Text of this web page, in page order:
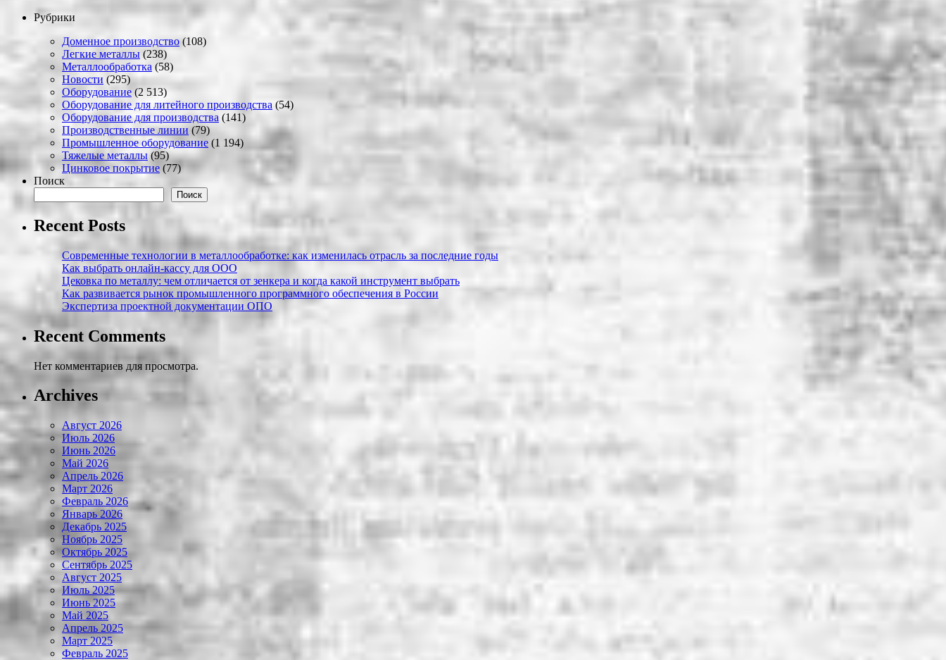
Рубрики
Доменное производство(108)
Легкие металлы (238)
Металлообработка (58)
Новости (295)
Оборудование (2 513)
Оборудование для литейного производства (54)
Оборудование для производства (141)
Производственные линии (79)
Промышленное оборудование (1 194)
Тяжелые металлы (95)
Цинковое покрытие (77)
Поиск
Поиск
Recent Posts
Современные технологии в металлообработке: как изменилась отрасль за последние годы
Как выбрать онлайн-кассу для ООО
Цековка по металлу: чем отличается от зенкера и когда какой инструмент выбрать
Как развивается рынок промышленного программного обеспечения в России
Экспертиза проектной документации ОПО
Recent Comments
Нет комментариев для просмотра.
Archives
Август 2026
Июль 2026
Июнь 2026
Май 2026
Апрель 2026
Март 2026
Февраль 2026
Январь 2026
Декабрь 2025
Ноябрь 2025
Октябрь 2025
Сентябрь 2025
Август 2025
Июль 2025
Июнь 2025
Май 2025
Апрель 2025
Март 2025
Февраль 2025